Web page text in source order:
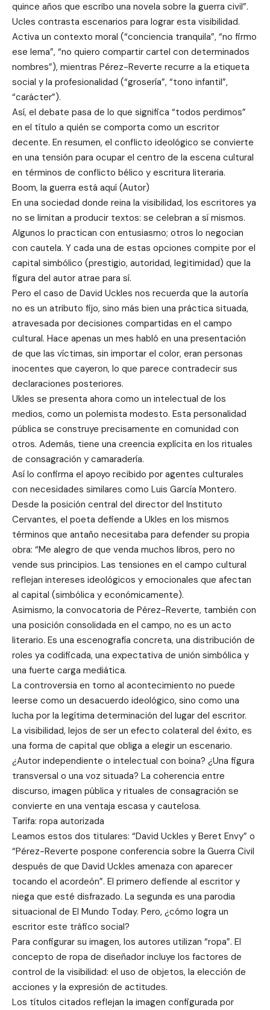
quince años que escribo una novela sobre la guerra civil”.
Ucles contrasta escenarios para lograr esta visibilidad.
Activa un contexto moral (“conciencia tranquila”, “no firmo
ese lema”, “no quiero compartir cartel con determinados
nombres”), mientras Pérez-Reverte recurre a la etiqueta
social y la profesionalidad (“grosería”, “tono infantil”,
“carácter”).
Así, el debate pasa de lo que significa “todos perdimos”
en el título a quién se comporta como un escritor
decente. En resumen, el conflicto ideológico se convierte
en una tensión para ocupar el centro de la escena cultural
en términos de conflicto bélico y escritura literaria.
Boom, la guerra está aquí (Autor)
En una sociedad donde reina la visibilidad, los escritores ya
no se limitan a producir textos: se celebran a sí mismos.
Algunos lo practican con entusiasmo; otros lo negocian
con cautela. Y cada una de estas opciones compite por el
capital simbólico (prestigio, autoridad, legitimidad) que la
figura del autor atrae para sí.
Pero el caso de David Uckles nos recuerda que la autoría
no es un atributo fijo, sino más bien una práctica situada,
atravesada por decisiones compartidas en el campo
cultural. Hace apenas un mes habló en una presentación
de que las víctimas, sin importar el color, eran personas
inocentes que cayeron, lo que parece contradecir sus
declaraciones posteriores.
Ukles se presenta ahora como un intelectual de los
medios, como un polemista modesto. Esta personalidad
pública se construye precisamente en comunidad con
otros. Además, tiene una creencia explícita en los rituales
de consagración y camaradería.
Así lo confirma el apoyo recibido por agentes culturales
con necesidades similares como Luis García Montero.
Desde la posición central del director del Instituto
Cervantes, el poeta defiende a Ukles en los mismos
términos que antaño necesitaba para defender su propia
obra: “Me alegro de que venda muchos libros, pero no
vende sus principios. Las tensiones en el campo cultural
reflejan intereses ideológicos y emocionales que afectan
al capital (simbólica y económicamente).
Asimismo, la convocatoria de Pérez-Reverte, también con
una posición consolidada en el campo, no es un acto
literario. Es una escenografía concreta, una distribución de
roles ya codificada, una expectativa de unión simbólica y
una fuerte carga mediática.
La controversia en torno al acontecimiento no puede
leerse como un desacuerdo ideológico, sino como una
lucha por la legítima determinación del lugar del escritor.
La visibilidad, lejos de ser un efecto colateral del éxito, es
una forma de capital que obliga a elegir un escenario.
¿Autor independiente o intelectual con boina? ¿Una figura
transversal o una voz situada? La coherencia entre
discurso, imagen pública y rituales de consagración se
convierte en una ventaja escasa y cautelosa.
Tarifa: ropa autorizada
Leamos estos dos titulares: “David Uckles y Beret Envy” o
“Pérez-Reverte pospone conferencia sobre la Guerra Civil
después de que David Uckles amenaza con aparecer
tocando el acordeón”. El primero defiende al escritor y
niega que esté disfrazado. La segunda es una parodia
situacional de El Mundo Today. Pero, ¿cómo logra un
escritor este tráfico social?
Para configurar su imagen, los autores utilizan “ropa”. El
concepto de ropa de diseñador incluye los factores de
control de la visibilidad: el uso de objetos, la elección de
acciones y la expresión de actitudes.
Los títulos citados reflejan la imagen configurada por